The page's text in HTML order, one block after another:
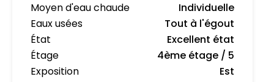
Moyen d'eau chaude
Individuelle
Eaux usées
Tout à l'égout
État
Excellent état
Étage
4ème étage / 5
Exposition
Est